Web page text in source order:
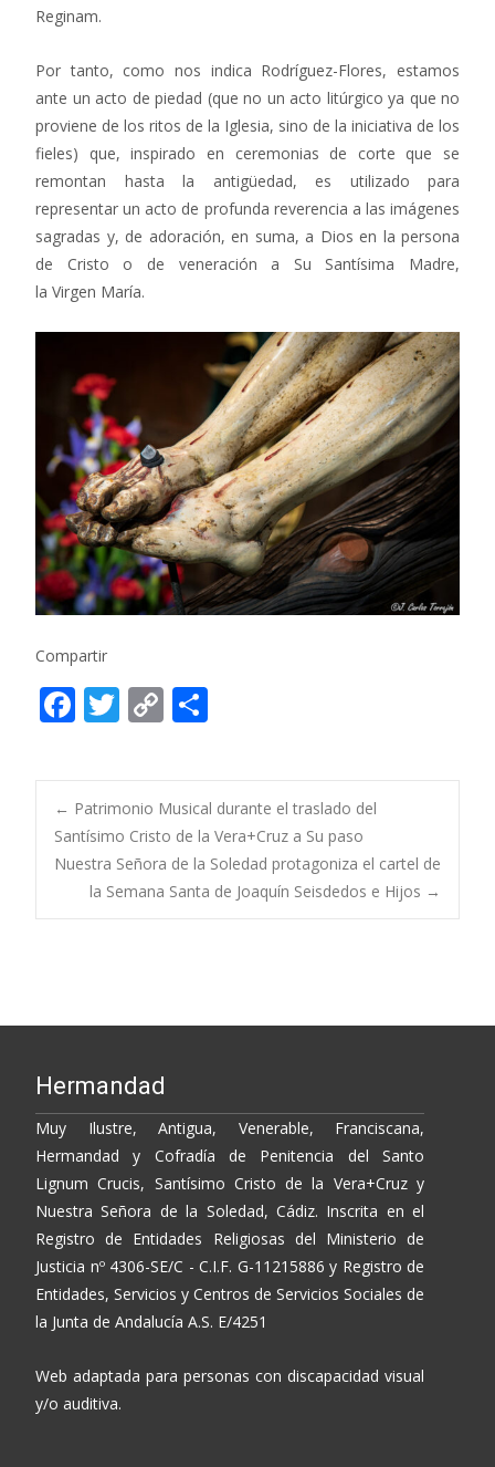
Reginam.
Por tanto, como nos indica Rodríguez-Flores, estamos
ante un acto de piedad (que no un acto litúrgico ya que no
proviene de los ritos de la Iglesia, sino de la iniciativa de los
fieles) que, inspirado en ceremonias de corte que se
remontan hasta la antigüedad, es utilizado para
representar un acto de profunda reverencia a las imágenes
sagradas y, de adoración, en suma, a Dios en la persona
de Cristo o de veneración a Su Santísima Madre,
la Virgen María.
Compartir
F
e
b
o
o
k
T
itt
er
C
p
y
Li
n
k
m
p
ar
ti
r
Post
navigation
← Patrimonio Musical durante el traslado del
Santísimo Cristo de la Vera+Cruz a Su paso
Nuestra Señora de la Soledad protagoniza el cartel de
la Semana Santa de Joaquín Seisdedos e Hijos →
Hermandad
Muy Ilustre, Antigua, Venerable, Franciscana,
Hermandad y Cofradía de Penitencia del Santo
Lignum Crucis, Santísimo Cristo de la Vera+Cruz y
Nuestra Señora de la Soledad, Cádiz. Inscrita en el
Registro de Entidades Religiosas del Ministerio de
Justicia nº 4306-SE/C - C.I.F. G-11215886 y Registro de
Entidades, Servicios y Centros de Servicios Sociales de
la Junta de Andalucía A.S. E/4251
Web adaptada para personas con discapacidad visual
y/o auditiva.